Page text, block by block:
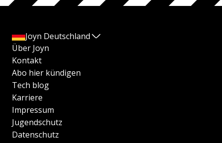
Joyn Deutschland
Über Joyn
Kontakt
Abo hier kündigen
Tech blog
Karriere
Impressum
Jugendschutz
Datenschutz